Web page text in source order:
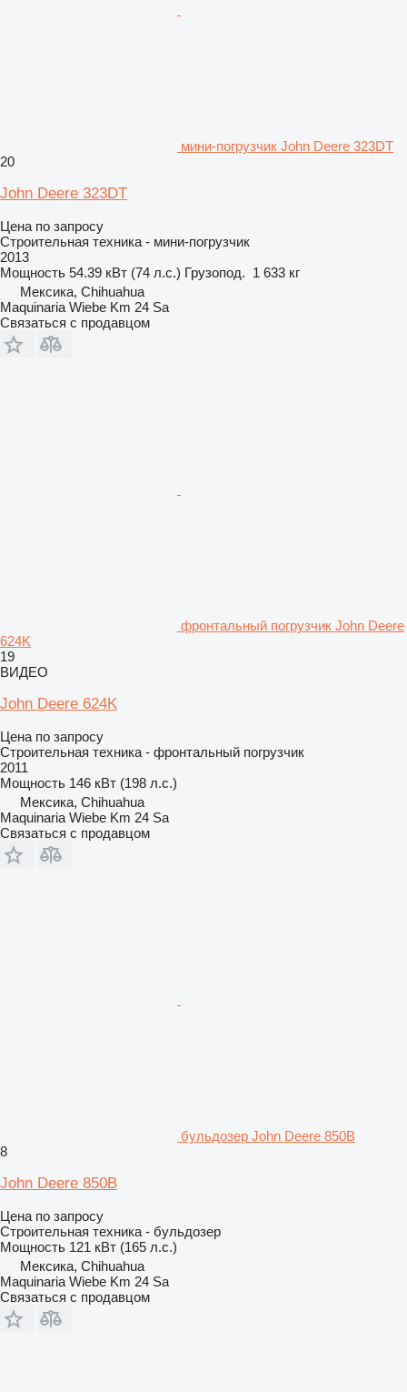
мини-погрузчик John Deere 323DT
20
John Deere 323DT
Цена по запросу
Строительная техника - мини-погрузчик
2013
Мощность 54.39 кВт (74 л.с.) Грузопод. 1 633 кг
Мексика, Chihuahua
Maquinaria Wiebe Km 24 Sa
Связаться с продавцом
фронтальный погрузчик John Deere
624K
19
ВИДЕО
John Deere 624K
Цена по запросу
Строительная техника - фронтальный погрузчик
2011
Мощность 146 кВт (198 л.с.)
Мексика, Chihuahua
Maquinaria Wiebe Km 24 Sa
Связаться с продавцом
бульдозер John Deere 850B
8
John Deere 850B
Цена по запросу
Строительная техника - бульдозер
Мощность 121 кВт (165 л.с.)
Мексика, Chihuahua
Maquinaria Wiebe Km 24 Sa
Связаться с продавцом